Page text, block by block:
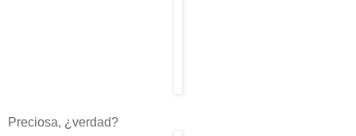
Preciosa, ¿verdad?